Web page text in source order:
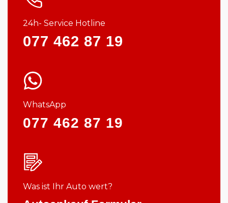
24h- Service Hotline
077 462 87 19
WhatsApp
077 462 87 19
Was ist Ihr Auto wert?